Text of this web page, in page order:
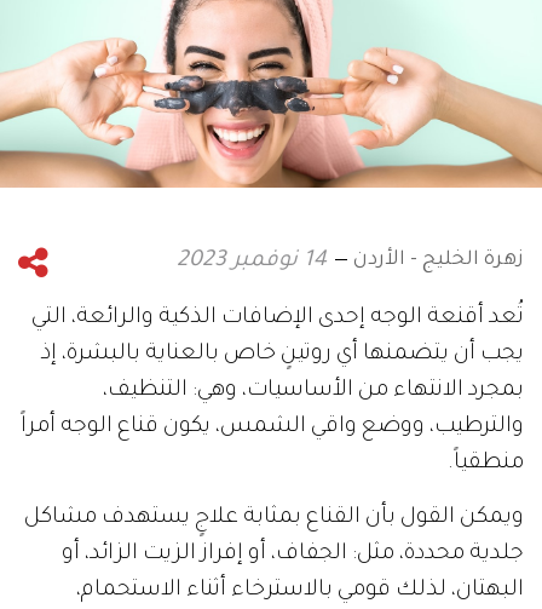
زهرة الخليج - الأردن 14 نوفمبر 2023
تُعد أقنعة الوجه إحدى الإضافات الذكية والرائعة، التي
يجب أن يتضمنها أي روتينٍ خاص بالعناية بالبشرة، إذ
بمجرد الانتهاء من الأساسيات، وهي: التنظيف،
والترطيب، ووضع واقي الشمس، يكون قناع الوجه أمراً
منطقياً.
ويمكن القول بأن القناع بمثابة علاجٍ يستهدف مشاكل
جلدية محددة، مثل: الجفاف، أو إفراز الزيت الزائد، أو
البهتان، لذلك قومي بالاسترخاء أثناء الاستحمام،